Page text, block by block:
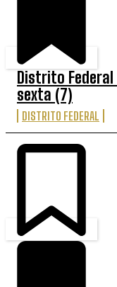
Distrito
sexta (7)
DISTRITO FEDERAL